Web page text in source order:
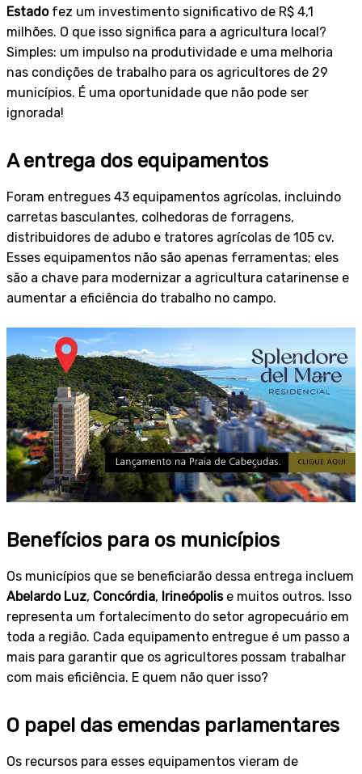
Estadofez um investimento significativo de R$ 4,1
milhões. O que isso significa para a agricultura local?
Simples: um impulso na produtividade e uma melhoria
nas condições de trabalho para os agricultores de 29
municípios. É uma oportunidade que não pode ser
ignorada!
A entrega dos equipamentos
Foram entregues 43 equipamentos agrícolas, incluindo
carretas basculantes, colhedoras de forragens,
distribuidores de adubo e tratores agrícolas de 105 cv.
Esses equipamentos não são apenas ferramentas; eles
são a chave para modernizar a agricultura catarinense e
aumentar a eficiência do trabalho no campo.
Benefícios para os municípios
Os municípios que se beneficiarão dessa entrega incluem
Abelardo Luz, Concórdia, Irineópolise muitos outros. Isso
representa um fortalecimento do setor agropecuário em
toda a região. Cada equipamento entregue é um passo a
mais para garantir que os agricultores possam trabalhar
com mais eficiência. E quem não quer isso?
O papel das emendas parlamentares
Os recursos para esses equipamentos vieram de